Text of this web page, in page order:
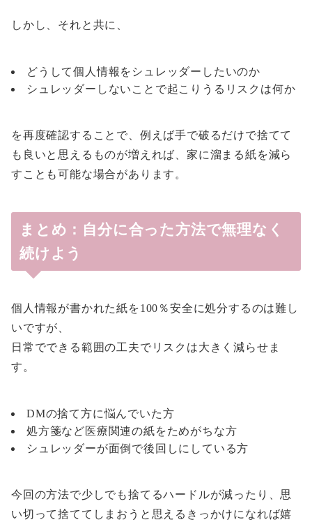
しかし、それと共に、
どうして個人情報をシュレッダーしたいのか
シュレッダーしないことで起こりうるリスクは何か
を再度確認することで、例えば手で破るだけで捨てて
も良いと思えるものが増えれば、家に溜まる紙を減ら
すことも可能な場合があります。
まとめ：自分に合った方法で無理なく
続けよう
個人情報が書かれた紙を100％安全に処分するのは難し
いですが、
日常でできる範囲の工夫でリスクは大きく減らせま
す。
DMの捨て方に悩んでいた方
処方箋など医療関連の紙をためがちな方
シュレッダーが面倒で後回しにしている方
今回の方法で少しでも捨てるハードルが減ったり、思
い切って捨ててしまおうと思えるきっかけになれば嬉